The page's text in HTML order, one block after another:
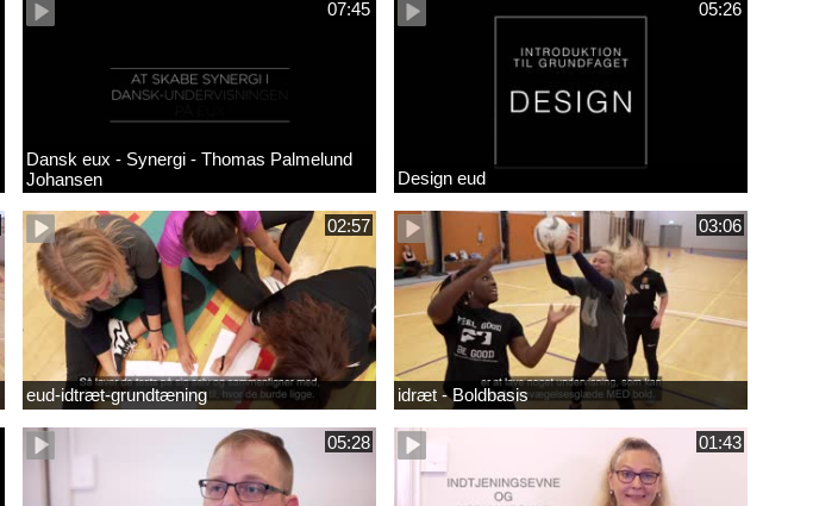
07:45
Dansk eux - Synergi - Thomas Palmelund
Johansen
05:26
Design eud
02:57
eud-idtræt-grundtæning
03:06
idræt - Boldbasis
05:28 01:43